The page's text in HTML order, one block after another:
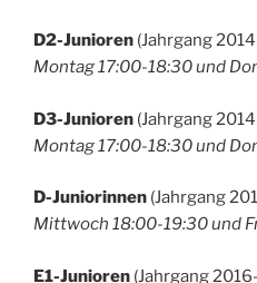
D2-Junioren (Jahrgang
Montag 17:00-18:30 und
D3-Junioren (Jahrgang
Montag 17:00-18:30 und
D-Juniorinnen (Jahrgang
Mittwoch 18:00-19:30 und
E1-Junioren (Jahrgang